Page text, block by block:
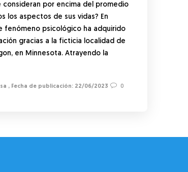
consideran por encima del promedio
los aspectos de sus vidas? En
fenómeno psicológico ha adquirido
gracias a la ficticia localidad de
en Minnesota. Atrayendo la
, 22/06/2023
0